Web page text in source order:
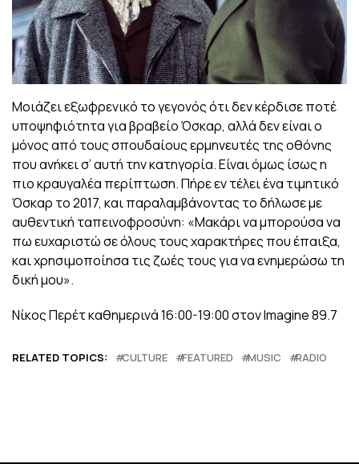
Μοιάζει εξωφρενικό το γεγονός ότι δεν κέρδισε ποτέ
υποψηφιότητα για βραβείο Όσκαρ, αλλά δεν είναι ο
μόνος από τους σπουδαίους ερμηνευτές της οθόνης
που ανήκει σ’ αυτή την κατηγορία. Είναι όμως ίσως η
πιο κραυγαλέα περίπτωση. Πήρε εν τέλει ένα τιμητικό
Όσκαρ το 2017, και παραλαμβάνοντας το δήλωσε με
αυθεντική ταπεινοφροσύνη: «Μακάρι να μπορούσα να
πω ευχαριστώ σε όλους τους χαρακτήρες που έπαιξα,
και χρησιμοποίησα τις ζωές τους για να ενημερώσω τη
δική μου».
Νίκος Περέτ καθημερινά 16:00-19:00 στον Imagine 89.7
RELATED TOPICS: CULTURE FEATURED MUSIC RADIO